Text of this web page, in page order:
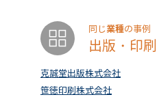
同じ業種の事例
出版・印刷
克誠堂出版株式会社
笹徳印刷株式会社